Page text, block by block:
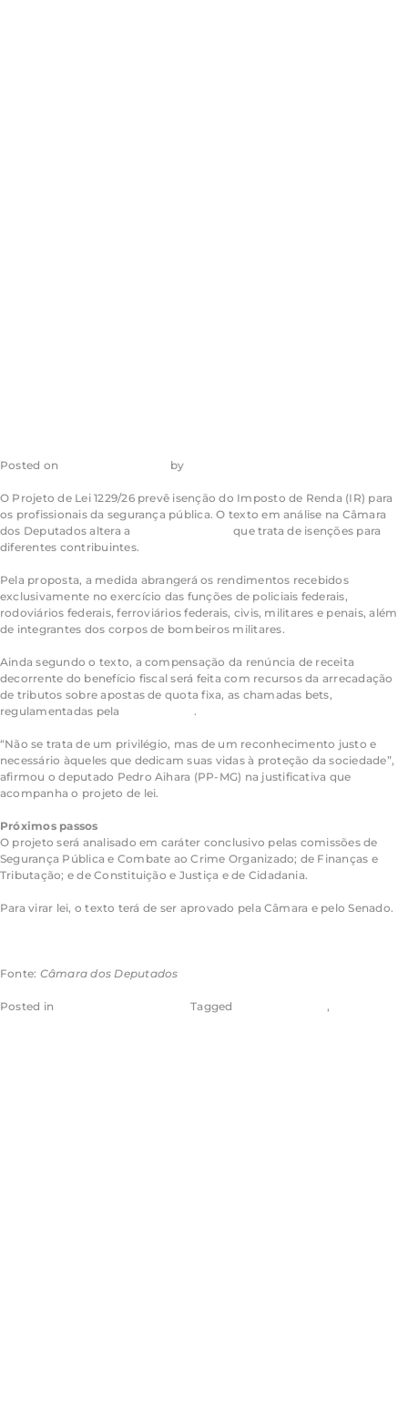
Posted on by
O Projeto de Lei 1229/26 prevê isenção do Imposto de Renda (IR) para
os profissionais da segurança pública. O texto em análise na Câmara
dos Deputados altera a
que trata de isenções para
diferentes contribuintes.
Pela proposta, a medida abrangerá os rendimentos recebidos
exclusivamente no exercício das funções de policiais federais,
rodoviários federais, ferroviários federais, civis, militares e penais, além
de integrantes dos corpos de bombeiros militares.
Ainda segundo o texto, a compensação da renúncia de receita
decorrente do benefício fiscal será feita com recursos da arrecadação
de tributos sobre apostas de quota fixa, as chamadas bets,
regulamentadas pela
.
“Não se trata de um privilégio, mas de um reconhecimento justo e
necessário àqueles que dedicam suas vidas à proteção da sociedade”,
afirmou o deputado Pedro Aihara (PP-MG) na justificativa que
acompanha o projeto de lei.
Próximos passos
O projeto será analisado em caráter conclusivo pelas comissões de
Segurança Pública e Combate ao Crime Organizado; de Finanças e
Tributação; e de Constituição e Justiça e de Cidadania.
Para virar lei, o texto terá de ser aprovado pela Câmara e pelo Senado.
Fonte: Câmara dos Deputados
Posted in Câmara dos DeputadosTagged ,